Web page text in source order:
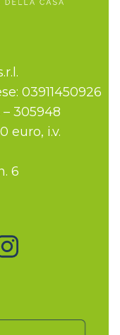
03911450926
– 305948
euro, i.v.
6